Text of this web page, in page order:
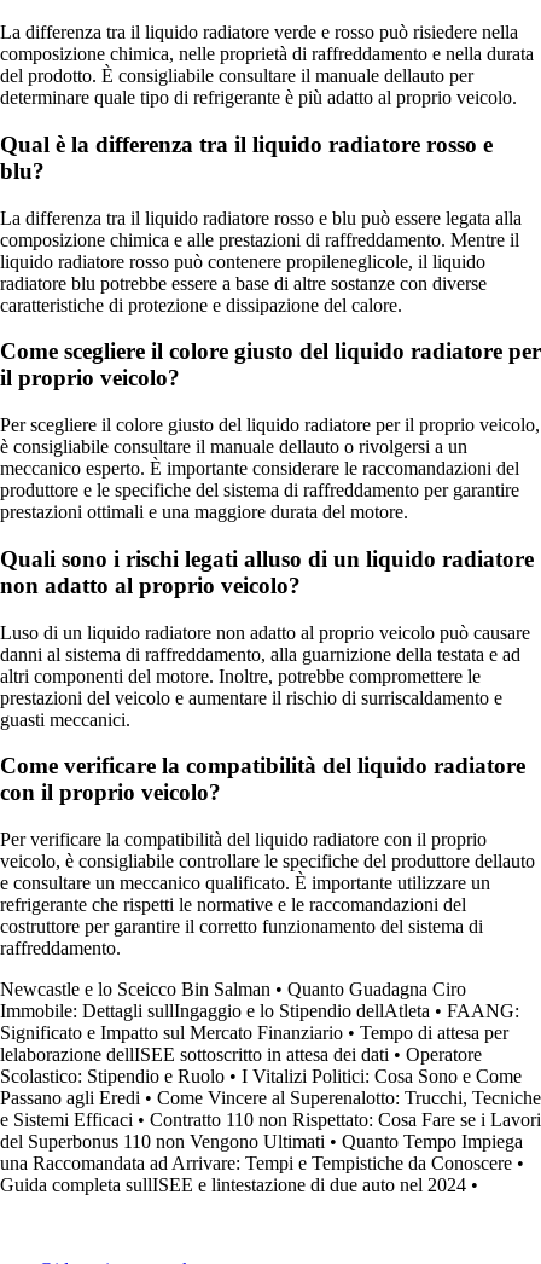
La differenza tra il liquido radiatore verde e rosso può risiedere nella
composizione chimica, nelle proprietà di raffreddamento e nella durata
del prodotto. È consigliabile consultare il manuale dellauto per
determinare quale tipo di refrigerante è più adatto al proprio veicolo.
Qual è la differenza tra il liquido radiatore rosso e
blu?
La differenza tra il liquido radiatore rosso e blu può essere legata alla
composizione chimica e alle prestazioni di raffreddamento. Mentre il
liquido radiatore rosso può contenere propileneglicole, il liquido
radiatore blu potrebbe essere a base di altre sostanze con diverse
caratteristiche di protezione e dissipazione del calore.
Come scegliere il colore giusto del liquido radiatore per
il proprio veicolo?
Per scegliere il colore giusto del liquido radiatore per il proprio veicolo,
è consigliabile consultare il manuale dellauto o rivolgersi a un
meccanico esperto. È importante considerare le raccomandazioni del
produttore e le specifiche del sistema di raffreddamento per garantire
prestazioni ottimali e una maggiore durata del motore.
Quali sono i rischi legati alluso di un liquido radiatore
non adatto al proprio veicolo?
Luso di un liquido radiatore non adatto al proprio veicolo può causare
danni al sistema di raffreddamento, alla guarnizione della testata e ad
altri componenti del motore. Inoltre, potrebbe compromettere le
prestazioni del veicolo e aumentare il rischio di surriscaldamento e
guasti meccanici.
Come verificare la compatibilità del liquido radiatore
con il proprio veicolo?
Per verificare la compatibilità del liquido radiatore con il proprio
veicolo, è consigliabile controllare le specifiche del produttore dellauto
e consultare un meccanico qualificato. È importante utilizzare un
refrigerante che rispetti le normative e le raccomandazioni del
costruttore per garantire il corretto funzionamento del sistema di
raffreddamento.
Newcastle e lo Sceicco Bin Salman • Quanto Guadagna Ciro
Immobile: Dettagli sullIngaggio e lo Stipendio dellAtleta • FAANG:
Significato e Impatto sul Mercato Finanziario • Tempo di attesa per
lelaborazione dellISEE sottoscritto in attesa dei dati • Operatore
Scolastico: Stipendio e Ruolo • I Vitalizi Politici: Cosa Sono e Come
Passano agli Eredi • Come Vincere al Superenalotto: Trucchi, Tecniche
e Sistemi Efficaci • Contratto 110 non Rispettato: Cosa Fare se i Lavori
del Superbonus 110 non Vengono Ultimati • Quanto Tempo Impiega
una Raccomandata ad Arrivare: Tempi e Tempistiche da Conoscere •
Guida completa sullISEE e lintestazione di due auto nel 2024 •